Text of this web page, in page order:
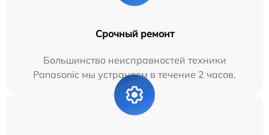
Срочный ремонт
Большинство неисправностей техники
Panasonic мы устраняем в течение 2 часов.